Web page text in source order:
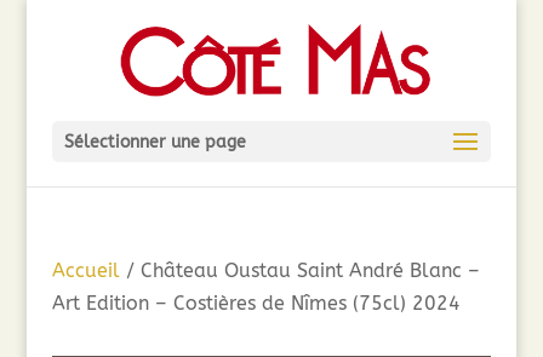
Sélectionner une page
Accueil/ Château Oustau Saint André Blanc –
Art Edition – Costières de Nîmes (75cl) 2024